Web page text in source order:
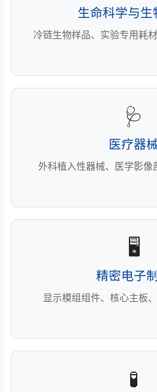
生命科学与生
冷链生物样品、实验专用耗
🩺
医疗器
外科植入性器械、医学影像
🖥️
精密电子
显示模组组件、核心主板
🧪